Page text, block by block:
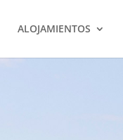
ALOJAMIENTOS